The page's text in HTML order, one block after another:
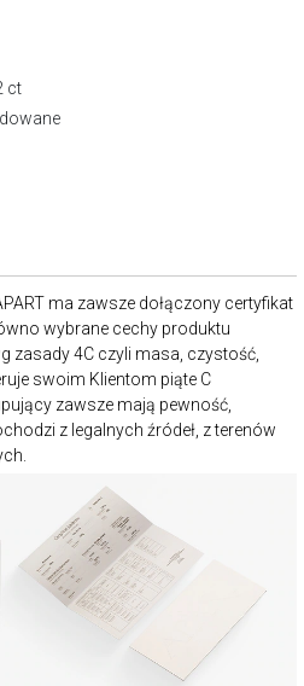
ct
ma zawsze dołączony certyfikat
wybrane cechy produktu
zasady 4C czyli masa, czystość,
swoim Klientom piąte C
zawsze mają pewność,
z legalnych źródeł, z terenów